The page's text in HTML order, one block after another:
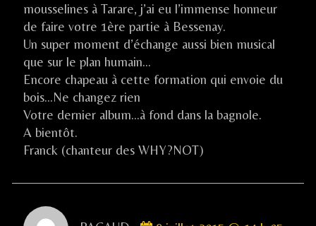
mousselines à Tarare, j’ai eu l’immense honneur
de faire votre 1ère partie à Bessenay.
Un super moment d’échange aussi bien musical
que sur le plan humain…
Encore chapeau à cette formation qui envoie du
bois…Ne changez rien
Votre dernier album…à fond dans la bagnole.
A bientôt.
Franck (chanteur des WHY?NOT)